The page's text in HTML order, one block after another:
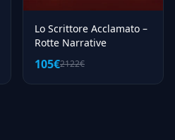
Lo Scrittore Acclamato –
Rotte Narrative
105€2122€